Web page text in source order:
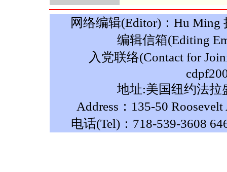
网络编辑(Editor)：Hu Ming
编辑信箱(Editing
入党联络(Contact for
地址:美国纽约法拉
Address：135-50
电话(Tel)：718-539-3608